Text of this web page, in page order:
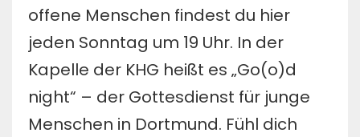
offene Menschen findest du hier
jeden Sonntag um 19 Uhr. In der
Kapelle der KHG heißt es „Go(o)d
night“ – der Gottesdienst für junge
Menschen in Dortmund. Fühl dich